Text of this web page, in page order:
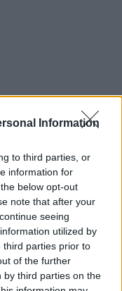
Information
to third parties, or
information for
below opt-out
note that after your
seeing
utilized by
third parties prior to
of the further
by third parties on the